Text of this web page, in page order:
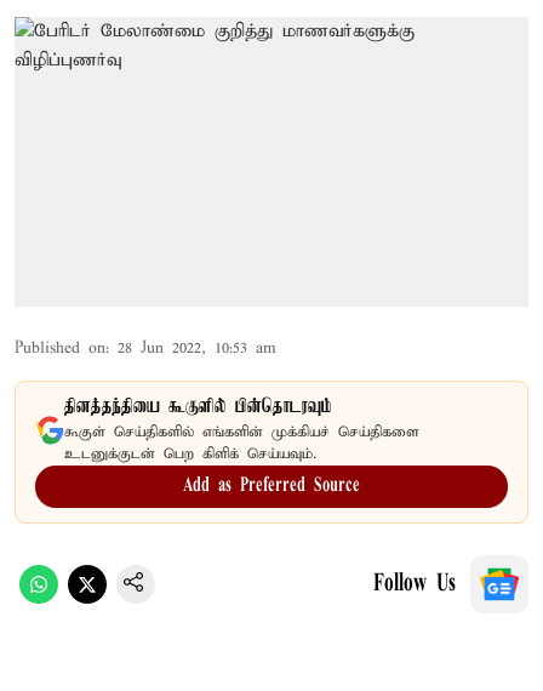
Published on: 28 Jun 2022, 10:53 am
தினத்தந்தியை கூகுளில் பின்தொடரவும்
கூகுள் செய்திகளில் எங்களின் முக்கியச் செய்திகளை
உடனுக்குடன் பெற கிளிக் செய்யவும்.
Add as Preferred Source
Follow Us